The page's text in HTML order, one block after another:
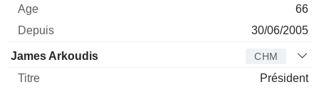
66
30/06/2005
James Arkoudis CHM
Président